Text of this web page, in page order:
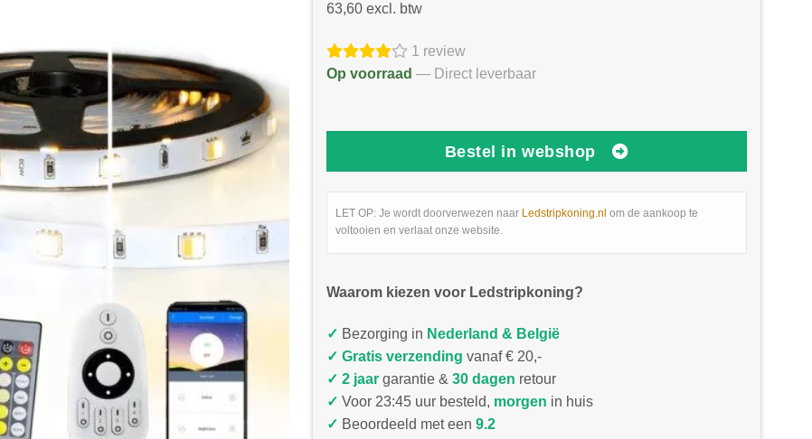
63,60 excl. btw
1 review
Op voorraad — Direct leverbaar
Bestel in webshop
LET OP: Je wordt doorverwezen naar Ledstripkoning.nl om de aankoop te
voltooien en verlaat onze website.
Waarom kiezen voor Ledstripkoning?
✓ Bezorging in Nederland & België
✓ Gratis verzending vanaf € 20,-
✓ 2 jaar garantie & 30 dagen retour
✓ Voor 23:45 uur besteld, morgen in huis
✓ Beoordeeld met een 9.2